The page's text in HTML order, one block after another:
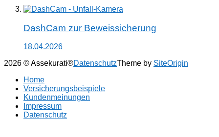
DashCam zur Beweissicherung
18.04.2026
2026 © Assekurati®DatenschutzTheme by SiteOrigin
Home
Versicherungsbeispiele
Kundenmeinungen
Impressum
Datenschutz